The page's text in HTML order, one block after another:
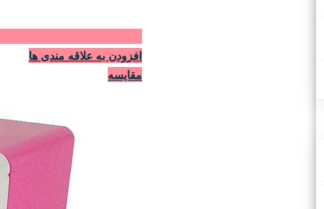
افزودن به علاقه مندی ها
مقایسه